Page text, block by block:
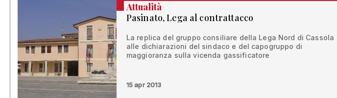
Attualità
Pasinato, Lega al contrattacco
La replica del gruppo consiliare della Lega Nord di Cassola
alle dichiarazioni del sindaco e del capogruppo di
maggioranza sulla vicenda gassificatore
15 apr 2013